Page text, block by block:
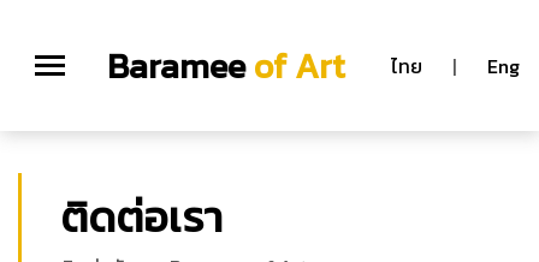
Barameeof Art ไทย | Eng
ติดต่อเรา